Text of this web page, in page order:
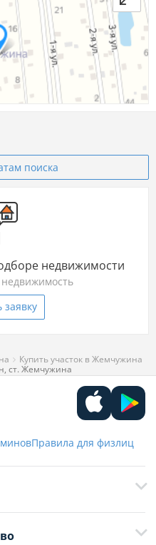
поиска
недвижимости
заявку
Купить участок в Жемчужина
ст. Жемчужина
Правила для физлиц